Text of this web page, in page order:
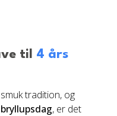
til 4 års
tradition, og
, er det